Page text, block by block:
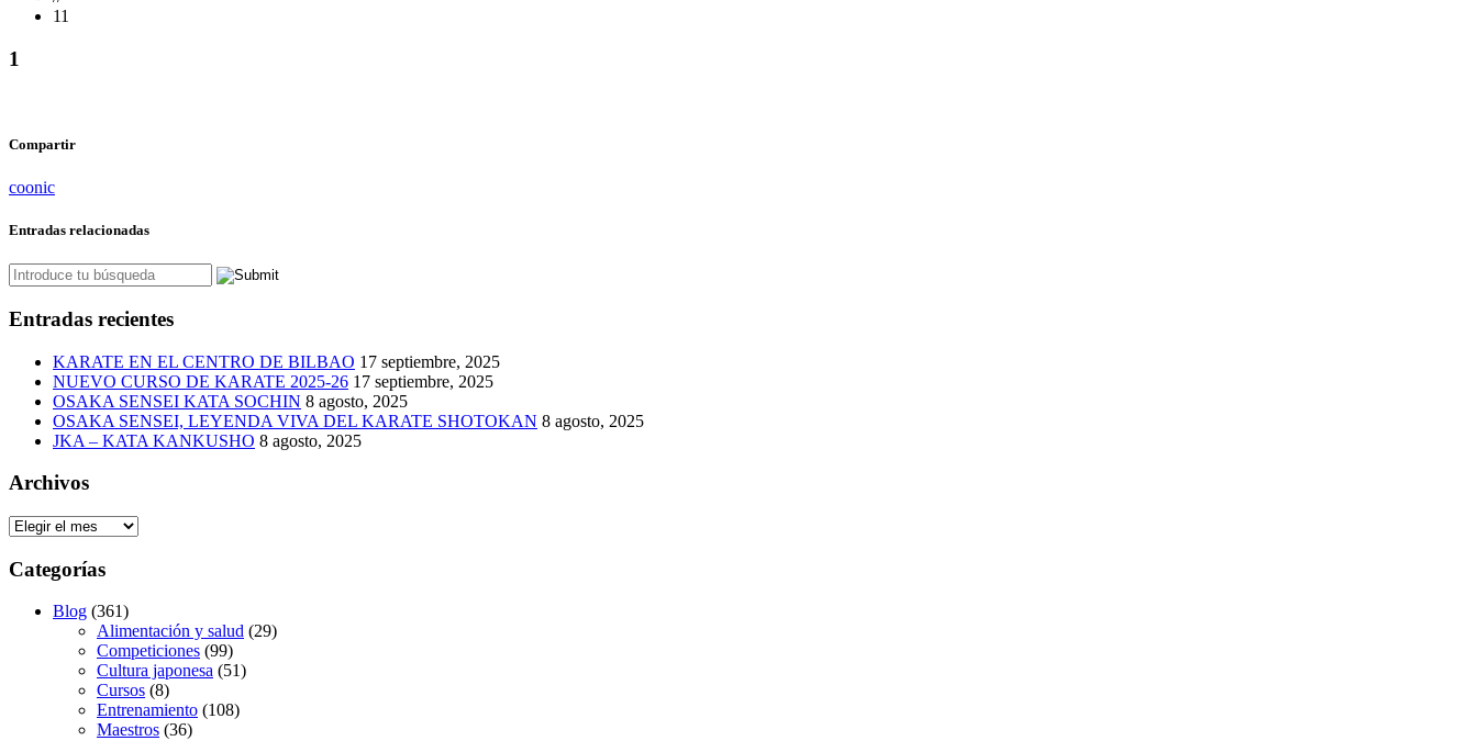
11
1
Compartir
coonic
Entradas relacionadas
Entradas recientes
KARATE EN EL CENTRO DE BILBAO 17 septiembre, 2025
NUEVO CURSO DE KARATE 2025-26 17 septiembre, 2025
OSAKA SENSEI KATA SOCHIN 8 agosto, 2025
OSAKA SENSEI, LEYENDA VIVA DEL KARATE SHOTOKAN 8 agosto, 2025
JKA – KATA KANKUSHO 8 agosto, 2025
Archivos
Archivos
Categorías
Blog (361)
Alimentación y salud (29)
Competiciones (99)
Cultura japonesa (51)
Cursos (8)
Entrenamiento (108)
Maestros (36)